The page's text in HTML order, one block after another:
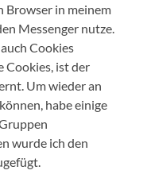
Browser in meinem
Messenger nutze.
Cookies
Cookies, ist der
Um wieder an
habe einige
wurde ich den